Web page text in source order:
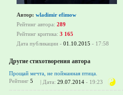
Автор: wladimir efimow
Рейтинг автора: 289
Рейтинг критика: 3 165
Дата публикации - 01.10.2015 - 17:58
Другие стихотворения автора
Прощай мечта, не пойманная птица.
Рейтинг 5 | Дата: 29.07.2014 - 19:23